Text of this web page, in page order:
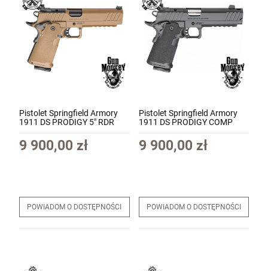
Pistolet Springfield Armory
1911 DS PRODIGY 5" RDR
AOS Coyote Brown kal. 9x19
(PH9119AOSCB)
9 900,00 zł
POWIADOM O DOSTĘPNOŚCI
Pistolet Springfield Armory
1911 DS PRODIGY COMP
CUT 5" RDR AOS Black kal.
9x19 (PH9119AOS-COMP)
9 900,00 zł
POWIADOM O DOSTĘPNOŚCI